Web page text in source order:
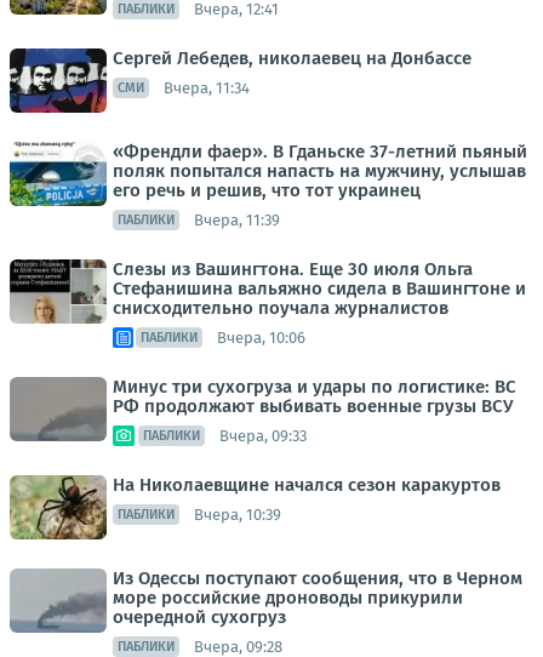
ПАБЛИКИ Вчера, 12:41
Сергей Лебедев, николаевец на Донбассе
СМИ Вчера, 11:34
«Френдли фаер». В Гданьске 37-летний пьяный
поляк попытался напасть на мужчину, услышав
его речь и решив, что тот украинец
ПАБЛИКИ Вчера, 11:39
Слезы из Вашингтона. Еще 30 июля Ольга
Стефанишина вальяжно сидела в Вашингтоне и
снисходительно поучала журналистов
ПАБЛИКИ Вчера, 10:06
Минус три сухогруза и удары по логистике: ВС
РФ продолжают выбивать военные грузы ВСУ
ПАБЛИКИ Вчера, 09:33
На Николаевщине начался сезон каракуртов
ПАБЛИКИ Вчера, 10:39
Из Одессы поступают сообщения, что в Черном
море российские дроноводы прикурили
очередной сухогруз
ПАБЛИКИ Вчера, 09:28